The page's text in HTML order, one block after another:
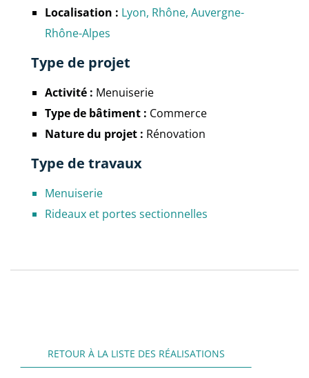
Localisation : Lyon Rhône Auvergne-
Rhône-Alpes
Type de projet
Activité : Menuiserie
Type de bâtiment : Commerce
Nature du projet : Rénovation
Type de travaux
Menuiserie
Rideaux et portes sectionnelles
RETOUR À LA LISTE DES RÉALISATIONS